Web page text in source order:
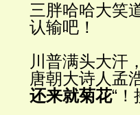
三胖哈哈大笑
认输吧！
川普满头大汗
唐朝大诗人孟
还来就菊花“